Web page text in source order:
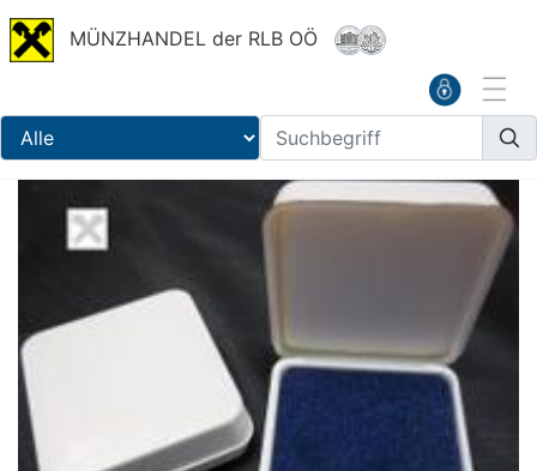
MÜNZHANDEL der RLB OÖ